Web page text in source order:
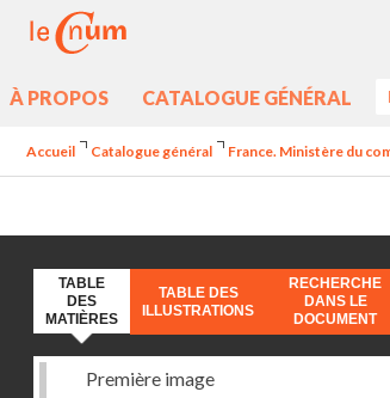
À PROPOS CATALOGUE GÉNÉRAL
Accueil Catalogue général France. Ministère du
TABLE
DES
MATIÈRES
TABLE DES
ILLUSTRATIONS
RECHERCHE
DANS LE
DOCUMENT
Première image